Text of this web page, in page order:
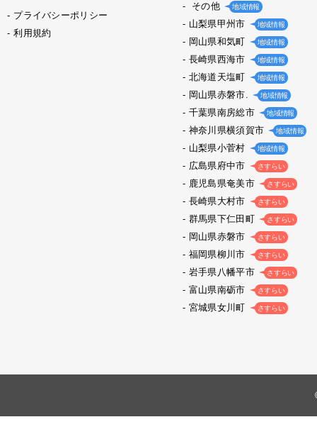
プライバシーポリシー
利用規約
その他 地域情報
山梨県甲州市 地域情報
岡山県和気町 地域情報
長崎県西海市 地域情報
北海道天塩町 地域情報
岡山県赤磐市. 地域情報
千葉県南房総市 地域情報
神奈川県横須賀市 地域情報
山梨県小菅村 地域情報
広島県府中市 さすらい
鹿児島県奄美市 さすらい
長崎県大村市 さすらい
群馬県下仁田町 さすらい
岡山県赤磐市 さすらい
福岡県柳川市 さすらい
岩手県八幡平市 さすらい
富山県南砺市 さすらい
宮城県女川町 さすらい